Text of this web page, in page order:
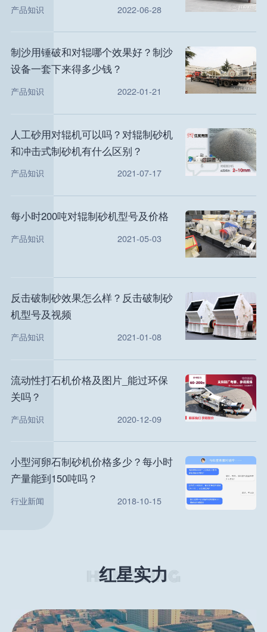
产品知识 2022-06-28
制沙用锤破和对辊哪个效果好？制沙
设备一套下来得多少钱？
产品知识 2022-01-21
人工砂用对辊机可以吗？对辊制砂机
和冲击式制砂机有什么区别？
产品知识 2021-07-17
每小时200吨对辊制砂机型号及价格
产品知识 2021-05-03
反击破制砂效果怎么样？反击破制砂
机型号及视频
产品知识 2021-01-08
流动性打石机价格及图片_能过环保
关吗？
产品知识 2020-12-09
小型河卵石制砂机价格多少？每小时
产量能到150吨吗？
行业新闻 2018-10-15
红星实力